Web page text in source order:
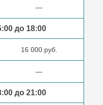
—
до 18:00
16 000 руб.
—
до 21:00